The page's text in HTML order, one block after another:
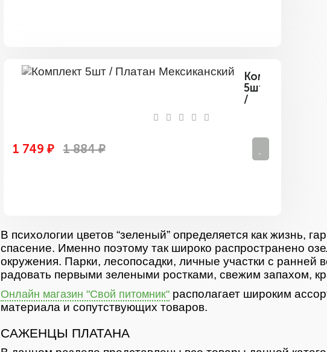
Комплект
5шт
/
1 749 ₽ 1 884 ₽
В психологии цветов “зеленый” определяется как жизнь,
спасение. Именно поэтому так широко распространено
окружения. Парки, лесопосадки, личные участки с ранней
радовать первыми зелеными ростками, свежим запахом,
Онлайн магазин "Свой питомник"располагает широким
материала и сопутствующих товаров.
САЖЕНЦЫ ПЛАТАНА